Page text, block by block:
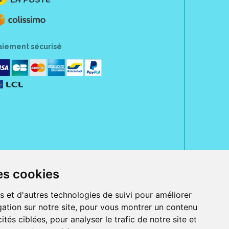
cookies
et d'autres technologies de suivi pour améliorer
sur notre site, pour vous montrer un contenu
ciblées, pour analyser le trafic de notre site et
sécurisé
Jeanne d' Harcourt, 80300 Albert.
ordonnance.
et iPod touch), ou sur Google Play (pour Androïd 5.0 ou version
Bancontact, PayPal.